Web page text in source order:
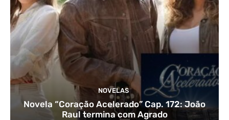
NOVELAS
Novela “Coração Acelerado” Cap. 172: João
Raul termina com Agrado